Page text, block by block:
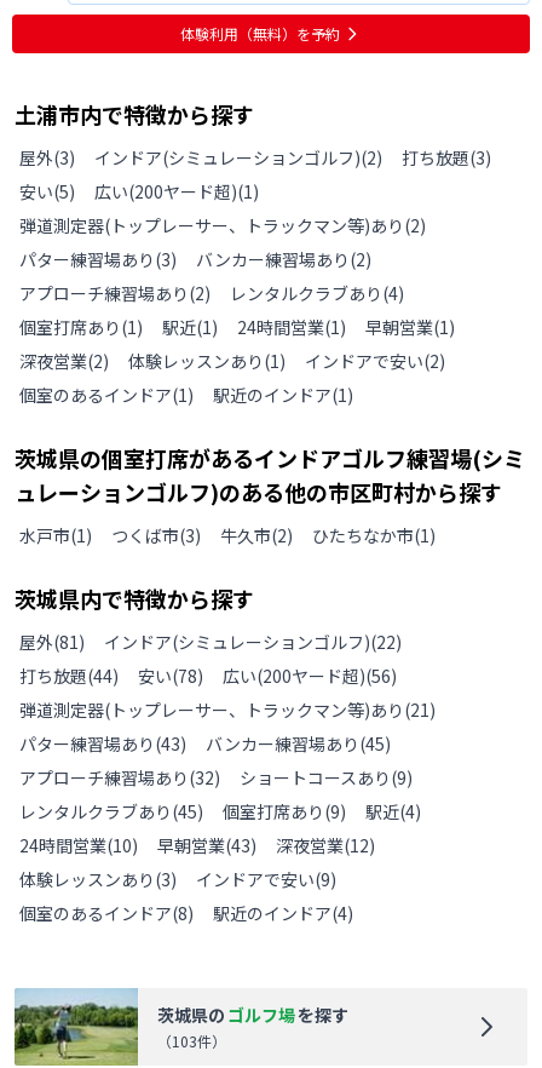
の距離が近く，この点も特に重要です。 機器の操作が複雑そうで，使いこ
なすのは結構大変かと思われます。この操作に慣れるまで，十分なインス
トラクションを受けられることを期待
体験利用（無料）を予約
土浦市内で特徴から探す
屋外(3) インドア(シミュレーションゴルフ)(2) 打ち放題(3)
安い(5) 広い(200ヤード超)(1)
弾道測定器(トップレーサー、トラックマン等)あり (2)
パター練習場あり (3) バンカー練習場あり (2)
アプローチ練習場あり (2) レンタルクラブあり (4)
個室打席あり (1) 駅近(1) 24時間営業(1) 早朝営業(1)
深夜営業(2) 体験レッスンあり (1) インドアで安い(2)
個室のあるインドア(1) 駅近のインドア(1)
茨城県の個室打席があるインドアゴルフ練習場(シミ
ュレーションゴルフ)のある他の市区町村から探す
水戸市(1) つくば市(3) 牛久市(2) ひたちなか市(1)
茨城県内で特徴から探す
屋外(81) インドア(シミュレーションゴルフ)(22)
打ち放題(44) 安い(78) 広い(200ヤード超)(56)
弾道測定器(トップレーサー、トラックマン等)あり (21)
パター練習場あり (43) バンカー練習場あり (45)
アプローチ練習場あり (32) ショートコースあり (9)
レンタルクラブあり (45) 個室打席あり (9) 駅近(4)
24時間営業(10) 早朝営業(43) 深夜営業(12)
体験レッスンあり (3) インドアで安い(9)
個室のあるインドア(8) 駅近のインドア(4)
茨城県の ゴルフ場を探す
（103件）